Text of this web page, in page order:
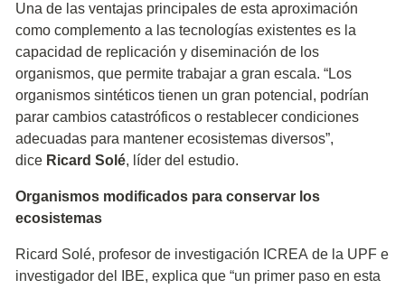
Una de las ventajas principales de esta aproximación
como complemento a las tecnologías existentes es la
capacidad de replicación y diseminación de los
organismos, que permite trabajar a gran escala. “Los
organismos sintéticos tienen un gran potencial, podrían
parar cambios catastróficos o restablecer condiciones
adecuadas para mantener ecosistemas diversos”,
dice Ricard Solé, líder del estudio.
Organismos modificados para conservar los
ecosistemas
Ricard Solé, profesor de investigación ICREA de la UPF e
investigador del IBE, explica que “un primer paso en esta